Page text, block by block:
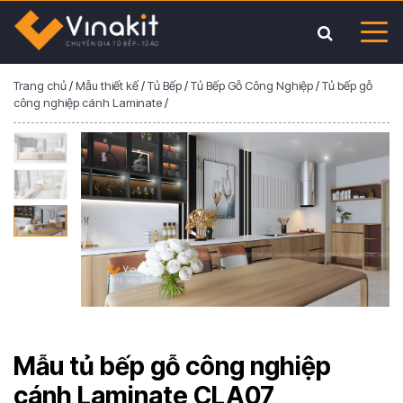
Trang chủ/Mẫu thiết kế/Tủ Bếp/Tủ Bếp Gỗ Công Nghiệp/Tủ bếp gỗ
công nghiệp cánh Laminate/
Mẫu tủ bếp gỗ công nghiệp
cánh Laminate CLA07